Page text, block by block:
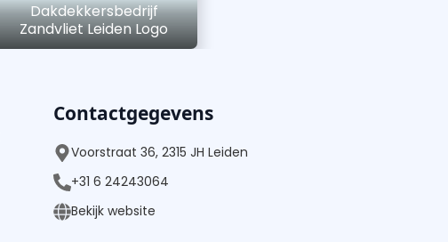
Dakdekkersbedrijf
Zandvliet Leiden Logo
Contactgegevens
Voorstraat 36, 2315 JH Leiden
+31 6 24243064
Bekijk website